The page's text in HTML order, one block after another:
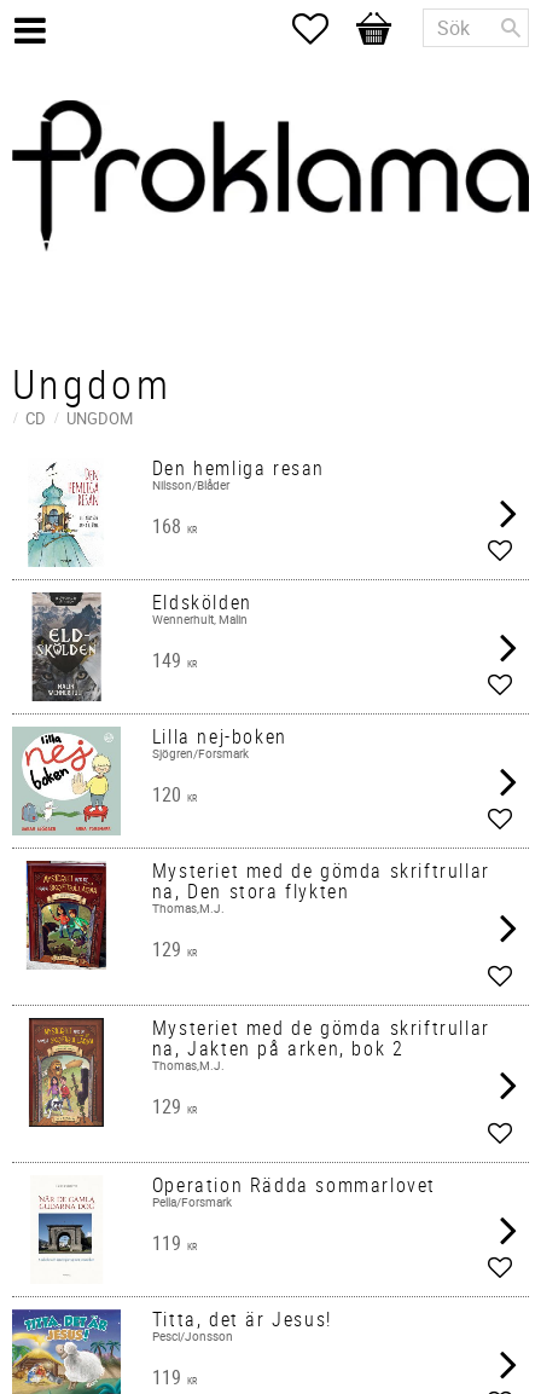
Favoriter
Kundvagn
Ungdom
CD UNGDOM
Den hemliga resan
Nilsson/Blåder
168 KR
Eldskölden
Wennerhult, Malin
149 KR
Lilla nej-boken
Sjögren/Forsmark
120 KR
Mysteriet med de gömda skriftrullar
na, Den stora flykten
Thomas,M.J.
129 KR
Mysteriet med de gömda skriftrullar
na, Jakten på arken, bok 2
Thomas,M.J.
129 KR
Operation Rädda sommarlovet
Pella/Forsmark
119 KR
Titta, det är Jesus!
Pesci/Jonsson
119 KR